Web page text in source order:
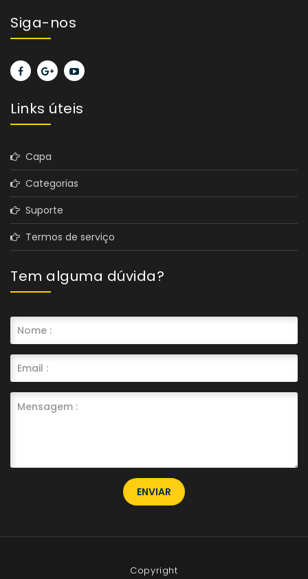
Siga-nos
Links úteis
Capa
Categorias
Suporte
Termos de serviço
Tem alguma dúvida?
ENVIAR
Copyright